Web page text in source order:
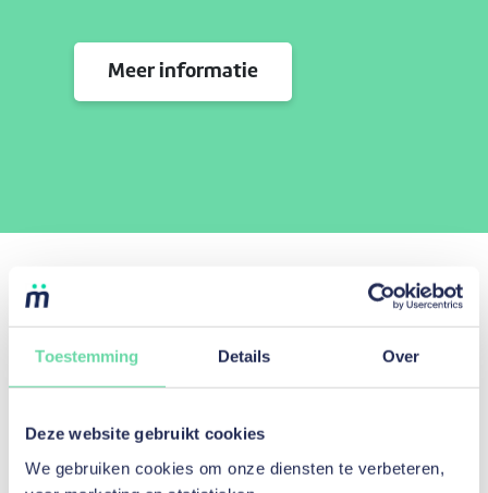
Toestemming Details Over
Deze website gebruikt cookies
We gebruiken cookies om onze diensten te verbeteren,
Meer informatie
Getuigenissen.